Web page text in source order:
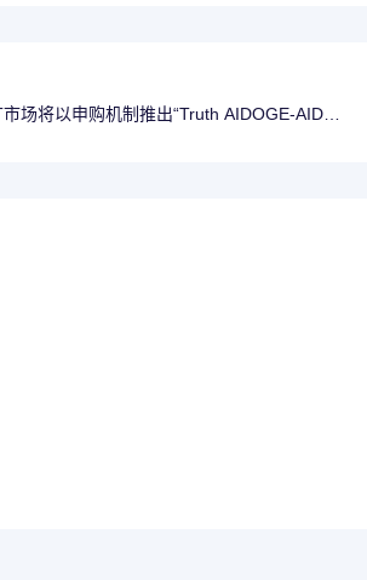
场将以申购机制推出“Truth AIDOGE-AIDO”